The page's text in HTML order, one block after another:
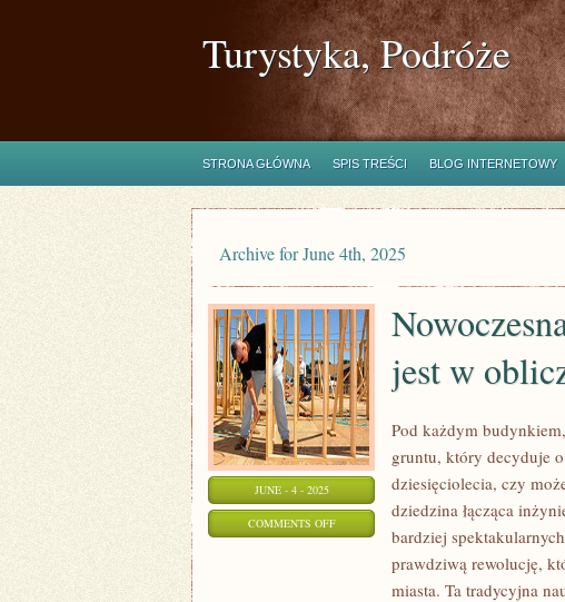
Turystyka, Podróże
STRONA GŁÓWNA SPIS TREŚCI BLOG INTERNETOWY
Archive for June 4th, 2025
JUNE - 4 - 2025
COMMENTS OFFON
GEOTECHNIKA
jest w
Pod każdym
gruntu, który decyduje
dziesięciolecia, czy
dziedzina łącząca
bardziej
prawdziwą rewolucję,
miasta. Ta tradycyjna